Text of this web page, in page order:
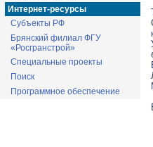
Интернет-ресурсы
Субъекты РФ
Брянский филиал ФГУ
«Росгранстрой»
Специальные проекты
Поиск
Программное обеспечение